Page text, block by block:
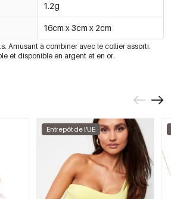
1.2g
16cm x 3cm x 2cm
Amusant à combiner avec le collier assorti.
et disponible en argent et en or.
Entrepôt de l'UE